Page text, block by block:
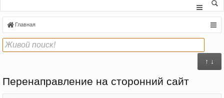
Главная
↑ ↓
Перенаправление на сторонний сайт